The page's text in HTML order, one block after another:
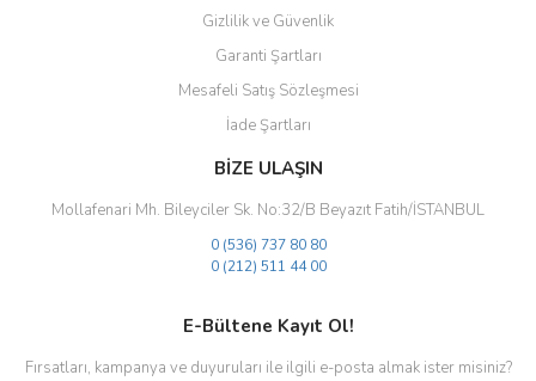
Gizlilik ve Güvenlik
Garanti Şartları
Mesafeli Satış Sözleşmesi
İade Şartları
BİZE ULAŞIN
Mollafenari Mh. Bileyciler Sk. No:32/B Beyazıt Fatih/İSTANBUL
0 (536) 737 80 80
0 (212) 511 44 00
E-Bültene Kayıt Ol!
Fırsatları, kampanya ve duyuruları ile ilgili e-posta almak ister misiniz?